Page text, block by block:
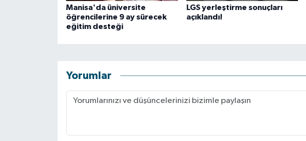
Manisa'da üniversite
öğrencilerine 9 ay sürecek
eğitim desteği
LGS yerleştirme sonuçları
açıklandı!
Yorumlar